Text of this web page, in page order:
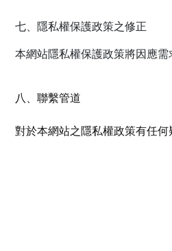
七、隱私權保護政策之修正
本網站隱私權保護政策將因應需
八、聯繫管道
對於本網站之隱私權政策有任